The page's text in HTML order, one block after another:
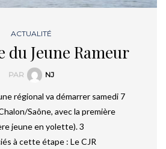
ACTUALITÉ
du Jeune Rameur
PAR NJ
régional va démarrer samedi 7
Saône, avec la première
jeune en yolette). 3
à cette étape : Le CJR